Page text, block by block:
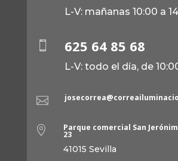
L-V: mañanas 10:00 a
 625 64 85 68
L-V: todo el día, de

 Parque comercial San
23
41015 Sevilla